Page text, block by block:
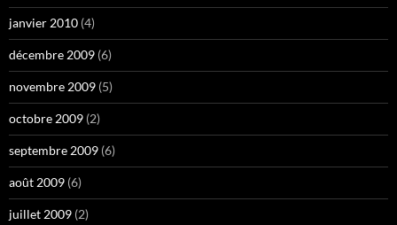
janvier 2010 (4)
décembre 2009 (6)
novembre 2009 (5)
octobre 2009 (2)
septembre 2009 (6)
août 2009 (6)
juillet 2009 (2)